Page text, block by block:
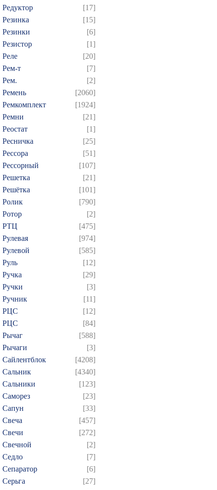
Редуктор
[17]
Резинка
[15]
Резинки
[6]
Резистор
[1]
Реле
[20]
Рем-т
[7]
Рем.
[2]
Ремень
[2060]
Ремкомплект
[1924]
Ремни
[21]
Реостат
[1]
Ресничка
[25]
Рессора
[51]
Рессорный
[107]
Решетка
[21]
Решётка
[101]
Ролик
[790]
Ротор
[2]
РТЦ
[475]
Рулевая
[974]
Рулевой
[585]
Руль
[12]
Ручка
[29]
Ручки
[3]
Ручник
[11]
РЦC
[12]
РЦС
[84]
Рычаг
[588]
Рычаги
[3]
Сайлентблок
[4208]
Сальник
[4340]
Сальники
[123]
Саморез
[23]
Сапун
[33]
Свеча
[457]
Свечи
[272]
Свечной
[2]
Седло
[7]
Сепаратор
[6]
Серьга
[27]